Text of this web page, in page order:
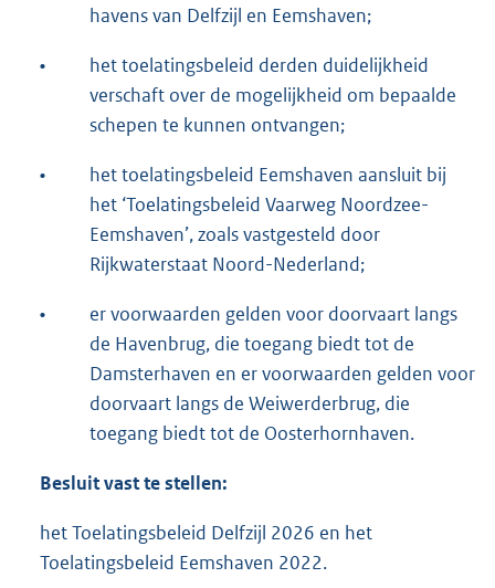
havens van Delfzijl en Eemshaven;
•
het toelatingsbeleid derden duidelijkheid
verschaft over de mogelijkheid om bepaalde
schepen te kunnen ontvangen;
•
het toelatingsbeleid Eemshaven aansluit bij
het ‘Toelatingsbeleid Vaarweg Noordzee-
Eemshaven’, zoals vastgesteld door
Rijkwaterstaat Noord-Nederland;
•
er voorwaarden gelden voor doorvaart langs
de Havenbrug, die toegang biedt tot de
Damsterhaven en er voorwaarden gelden voor
doorvaart langs de Weiwerderbrug, die
toegang biedt tot de Oosterhornhaven.
Besluit vast te stellen:
het Toelatingsbeleid Delfzijl 2026 en het
Toelatingsbeleid Eemshaven 2022.